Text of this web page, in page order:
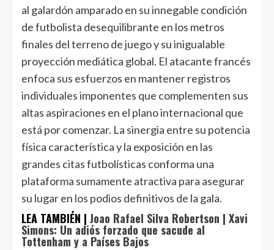
al galardón amparado en su innegable condición
de futbolista desequilibrante en los metros
finales del terreno de juego y su inigualable
proyección mediática global. El atacante francés
enfoca sus esfuerzos en mantener registros
individuales imponentes que complementen sus
altas aspiraciones en el plano internacional que
está por comenzar. La sinergia entre su potencia
física característica y la exposición en las
grandes citas futbolísticas conforma una
plataforma sumamente atractiva para asegurar
su lugar en los podios definitivos de la gala.
LEA TAMBIÉN | Joao Rafael Silva Robertson | Xavi
Simons: Un adiós forzado que sacude al
Tottenham y a Países Bajos